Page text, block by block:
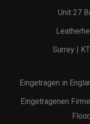
Unit 27
Surrey |
Eingetragen in
Eingetragenen